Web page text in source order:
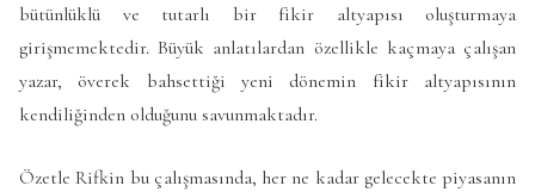
bütünlüklü ve tutarlı bir fikir altyapısı oluşturmaya
girişmemektedir. Büyük anlatılardan özellikle kaçmaya çalışan
yazar, överek bahsettiği yeni dönemin fikir altyapısının
kendiliğinden olduğunu savunmaktadır.
Özetle Rifkin bu çalışmasında, her ne kadar gelecekte piyasanın